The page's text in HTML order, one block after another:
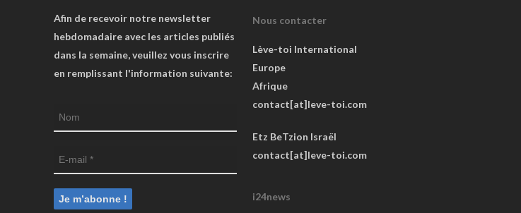
Afin de recevoir notre newsletter
hebdomadaire avec les articles publiés
dans la semaine, veuillez vous inscrire
en remplissant l'information suivante:
Nous contacter
Lève-toi International
Europe
Afrique
contact[at]leve-toi.com
Etz BeTzion Israël
contact[at]leve-toi.com
i24news